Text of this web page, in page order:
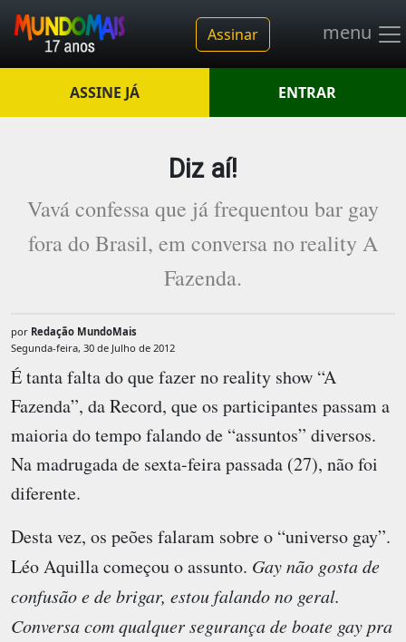
Assinar menu
ASSINE JÁ ENTRAR
Diz aí!
Vavá confessa que já frequentou bar gay
fora do Brasil, em conversa no reality A
Fazenda.
por Redação MundoMais
Segunda-feira, 30 de Julho de 2012
É tanta falta do que fazer no reality show “A
Fazenda”, da Record, que os participantes passam a
maioria do tempo falando de “assuntos” diversos.
Na madrugada de sexta-feira passada (27), não foi
diferente.
Desta vez, os peões falaram sobre o “universo gay”.
Léo Aquilla começou o assunto. Gay não gosta de
confusão e de brigar, estou falando no geral.
Conversa com qualquer segurança de boate gay pra